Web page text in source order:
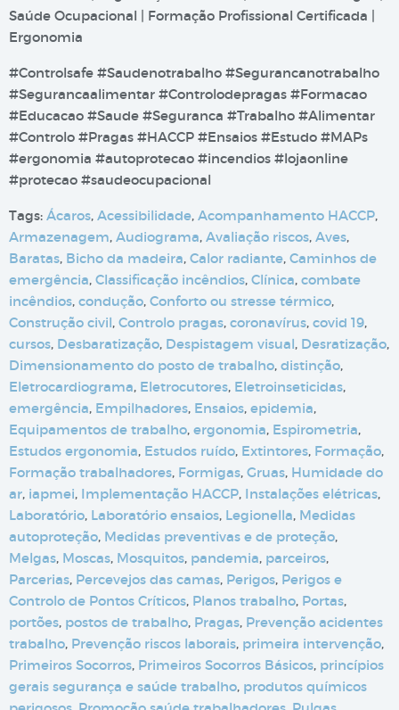
Saúde Ocupacional | Formação Profissional Certificada |
Ergonomia
#Controlsafe #Saudenotrabalho #Segurancanotrabalho
#Segurancaalimentar #Controlodepragas #Formacao
#Educacao #Saude #Seguranca #Trabalho #Alimentar
#Controlo #Pragas #HACCP #Ensaios #Estudo #MAPs
#ergonomia #autoprotecao #incendios #lojaonline
#protecao #saudeocupacional
Tags: Ácaros, Acessibilidade, Acompanhamento HACCP,
Armazenagem, Audiograma, Avaliação riscos, Aves,
Baratas, Bicho da madeira, Calor radiante, Caminhos de
emergência, Classificação incêndios, Clínica, combate
incêndios, condução, Conforto ou stresse térmico,
Construção civil, Controlo pragas, coronavírus, covid 19,
cursos, Desbaratização, Despistagem visual, Desratização,
Dimensionamento do posto de trabalho, distinção,
Eletrocardiograma, Eletrocutores, Eletroinseticidas,
emergência, Empilhadores, Ensaios, epidemia,
Equipamentos de trabalho, ergonomia, Espirometria,
Estudos ergonomia, Estudos ruído, Extintores, Formação,
Formação trabalhadores, Formigas, Gruas, Humidade do
ar, iapmei, Implementação HACCP, Instalações elétricas,
Laboratório, Laboratório ensaios, Legionella, Medidas
autoproteção, Medidas preventivas e de proteção,
Melgas, Moscas, Mosquitos, pandemia, parceiros,
Parcerias, Percevejos das camas, Perigos, Perigos e
Controlo de Pontos Críticos, Planos trabalho, Portas,
portões, postos de trabalho, Pragas, Prevenção acidentes
trabalho, Prevenção riscos laborais, primeira intervenção,
Primeiros Socorros, Primeiros Socorros Básicos, princípios
gerais segurança e saúde trabalho, produtos químicos